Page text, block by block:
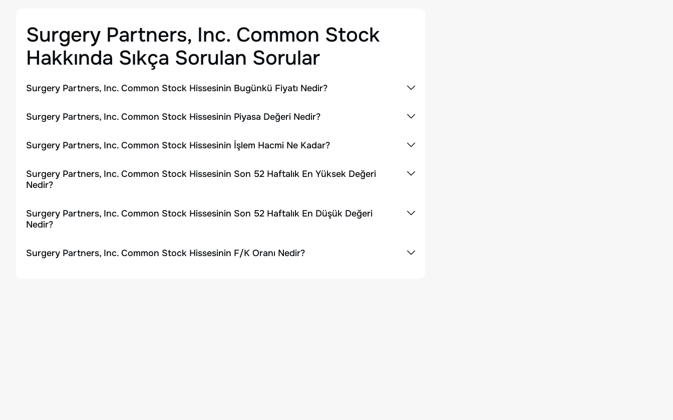
Surgery Partners, Inc. Common Stock
Hakkında Sıkça Sorulan Sorular
Surgery Partners, Inc. Common Stock Hissesinin Bugünkü Fiyatı Nedir?
Surgery Partners, Inc. Common Stock Hissesinin Piyasa Değeri Nedir?
Surgery Partners, Inc. Common Stock Hissesinin İşlem Hacmi Ne Kadar?
Surgery Partners, Inc. Common Stock Hissesinin Son 52 Haftalık En Yüksek Değeri
Nedir?
Surgery Partners, Inc. Common Stock Hissesinin Son 52 Haftalık En Düşük Değeri
Nedir?
Surgery Partners, Inc. Common Stock Hissesinin F/K Oranı Nedir?